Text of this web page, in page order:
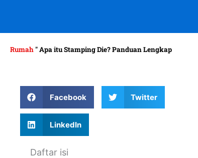
Rumah "Apa itu Stamping Die? Panduan Lengkap
Facebook Twitter
LinkedIn
Daftar isi